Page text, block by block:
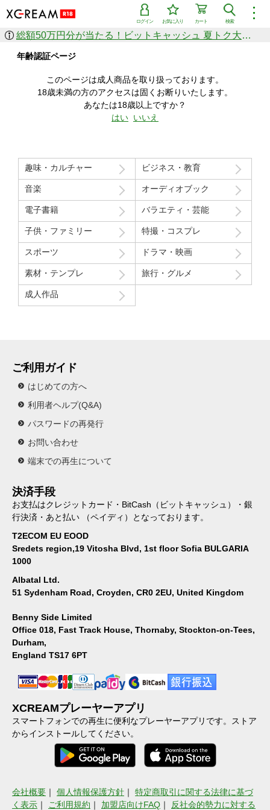
︙
検索
カート
お気に入り
ログイン
作品を探す
ジャンル
シリーズ
人気のセール中商品
新着セール中商品
すべての作品から探す
価格の安い順
価格の高い順
月間ランキング
年間ランキング
総額50万円分が当たる！ビットキャッシュ 夏トク大感謝祭
年齢認証ページ
このページは成人商品を取り扱っております。
18歳未満の方のアクセスは固くお断りいたします。
あなたは18歳以上ですか？
はい いいえ
趣味・カルチャー ビジネス・教育
音楽 オーディオブック
電子書籍 バラエティ・芸能
子供・ファミリー 特撮・コスプレ
スポーツ ドラマ・映画
素材・テンプレ 旅行・グルメ
成人作品
ご利用ガイド
はじめての方へ
利用者ヘルプ(Q&A)
パスワードの再発行
お問い合わせ
端末での再生について
決済手段
お支払はクレジットカード・BitCash（ビットキャッシュ）・銀
行決済・あと払い （ペイディ）となっております。
T2ECOM EU EOOD
Sredets region,19 Vitosha Blvd, 1st floor Sofia BULGARIA
1000
Albatal Ltd.
51 Sydenham Road, Croyden, CR0 2EU, United Kingdom
Benny Side Limited
Office 018, Fast Track House, Thornaby, Stockton-on-Tees,
Durham,
England TS17 6PT
XCREAMプレーヤーアプリ
スマートフォンでの再生に便利なプレーヤーアプリです。ストア
からインストールしてください。
会社概要 ｜ 個人情報保護方針 ｜ 特定商取引に関する法律に基づ
く表示 ｜ ご利用規約 ｜ 加盟店向けFAQ ｜ 反社会的勢力に対する